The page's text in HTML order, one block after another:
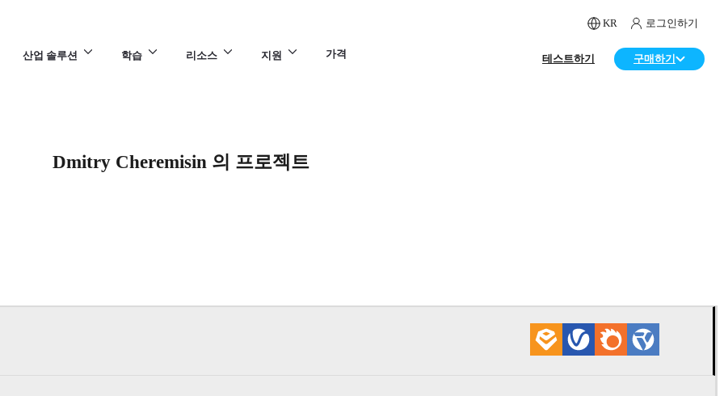
KR 로그인하기
산업 솔루션 학습 리소스 지원 가격 테스트하기 구매하기
Dmitry Cheremisin 의 프로젝트